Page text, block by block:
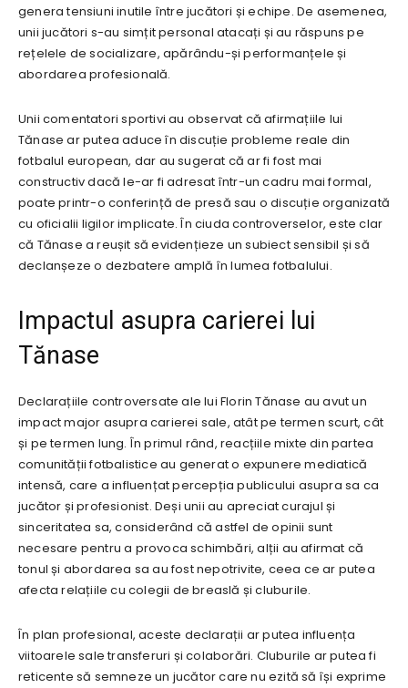
genera tensiuni inutile între jucători și echipe. De asemenea,
unii jucători s-au simțit personal atacați și au răspuns pe
rețelele de socializare, apărându-și performanțele și
abordarea profesională.
Unii comentatori sportivi au observat că afirmațiile lui
Tănase ar putea aduce în discuție probleme reale din
fotbalul european, dar au sugerat că ar fi fost mai
constructiv dacă le-ar fi adresat într-un cadru mai formal,
poate printr-o conferință de presă sau o discuție organizată
cu oficialii ligilor implicate. În ciuda controverselor, este clar
că Tănase a reușit să evidențieze un subiect sensibil și să
declanșeze o dezbatere amplă în lumea fotbalului.
Impactul asupra carierei lui
Tănase
Declarațiile controversate ale lui Florin Tănase au avut un
impact major asupra carierei sale, atât pe termen scurt, cât
și pe termen lung. În primul rând, reacțiile mixte din partea
comunității fotbalistice au generat o expunere mediatică
intensă, care a influențat percepția publicului asupra sa ca
jucător și profesionist. Deși unii au apreciat curajul și
sinceritatea sa, considerând că astfel de opinii sunt
necesare pentru a provoca schimbări, alții au afirmat că
tonul și abordarea sa au fost nepotrivite, ceea ce ar putea
afecta relațiile cu colegii de breaslă și cluburile.
În plan profesional, aceste declarații ar putea influența
viitoarele sale transferuri și colaborări. Cluburile ar putea fi
reticente să semneze un jucător care nu ezită să își exprime